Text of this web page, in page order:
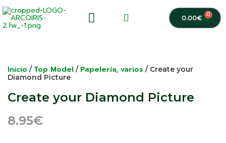
0.00€ 0
Inicio / Top Model / Papelería, varios / Create your
Diamond Picture
Create your Diamond Picture
8.95€